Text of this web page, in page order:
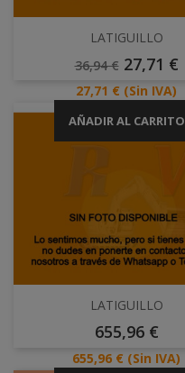
LATIGUILLO
Precio
36,94 € Precio
27,71 €
Precio
27,71 € (Sin IVA)
AÑADIR AL CARRITO
LATIGUILLO
Precio
655,96 €
Precio
655,96 € (Sin IVA)